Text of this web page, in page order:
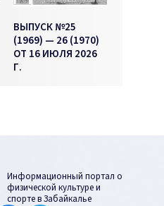
ВЫПУСК №25
(1969) — 26 (1970)
ОТ 16 ИЮЛЯ 2026
Г.
Информационный портал о
физической культуре и
спорте в Забайкалье